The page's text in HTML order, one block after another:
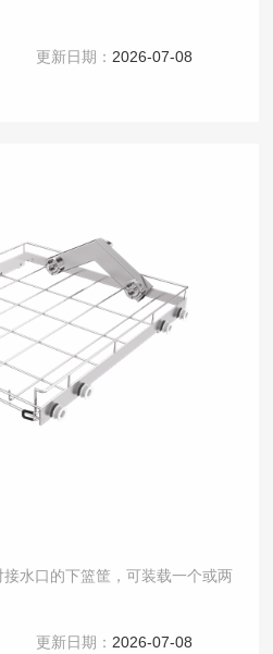
更新日期： 2026-07-08
水口的下篮筐，可装载一个或两
更新日期： 2026-07-08